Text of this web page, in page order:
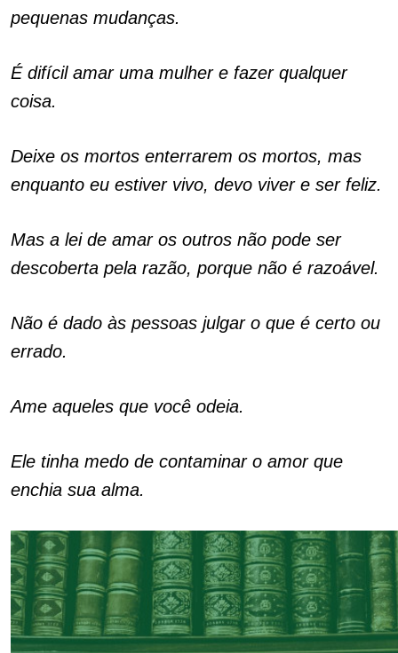
pequenas mudanças.
É difícil amar uma mulher e fazer qualquer
coisa.
Deixe os mortos enterrarem os mortos, mas
enquanto eu estiver vivo, devo viver e ser feliz.
Mas a lei de amar os outros não pode ser
descoberta pela razão, porque não é razoável.
Não é dado às pessoas julgar o que é certo ou
errado.
Ame aqueles que você odeia.
Ele tinha medo de contaminar o amor que
enchia sua alma.